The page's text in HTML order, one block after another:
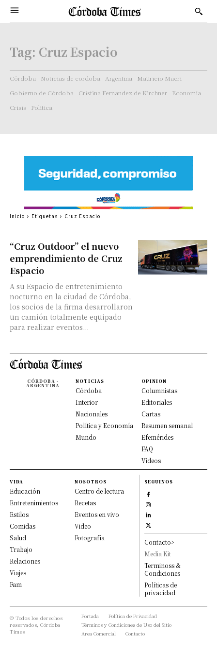
Tag: Cruz Espacio
Córdoba Noticias de cordoba Argentina
Mauricio Macri
Gobierno de Córdoba
Cristina Fernandez de Kirchner
Economía
Crisis
Politica
“Cruz Outdoor” el nuevo
emprendimiento de Cruz
Espacio
A su Espacio de entretenimiento
nocturno en la ciudad de Córdoba,
los socios de la firma desarrollaron
un camión totalmente equipado
para realizar eventos...
Inicio Etiquetas Cruz Espacio
CÓRDOBA -
ARGENTINA
NOTICIAS
Córdoba
Interior
Nacionales
Política y Economía
Mundo
OPINION
Columnistas
Editoriales
Cartas
Resumen semanal
Efemérides
FAQ
Videos
VIDA
Educación
Entretenimientos
Estilos
Comidas
Salud
Trabajo
Relaciones
Viajes
Fam
NOSOTROS
Centro de lectura
Recetas
Eventos en vivo
Video
Fotografía
SEGUINOS
Contacto>
Media Kit
Terminoss &
Condiciones
Políticas de
privacidad
© Todos los derechos
reservados, Córdoba
Times
Portada
Política de Privacidad
Términos y Condiciones de Uso del Sitio
Area Comercial
Contacto